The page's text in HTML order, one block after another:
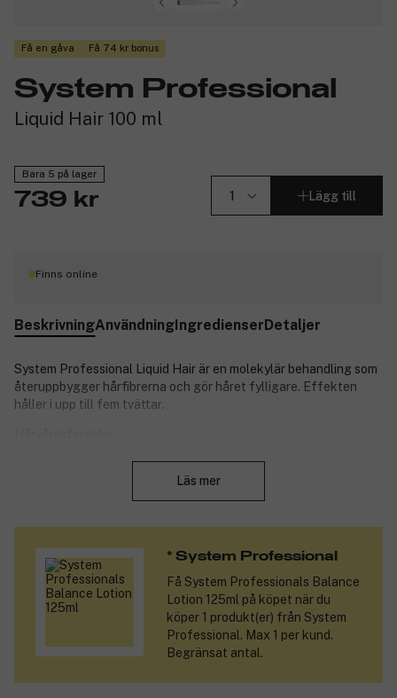
Få en gåva Få 74 kr bonus
System Professional
Liquid Hair 100 ml
Bara 5 på lager
739 kr Lägg till
Finns online
BeskrivningAnvändningIngredienserDetaljer
System Professional Liquid Hair är en molekylär behandling som
återuppbygger hårfibrerna och gör håret fylligare. Effekten
håller i upp till fem tvättar.
Reparerar skador och ger långvarig kraft.
Får håret att kännas fylligt och starkt.
Djupverkande vård med essentiella aminosyror.
Lätt sammansättning.
Särskilt utvecklad för känsligt och ömtåligt hår.
Värmeaktiverad sammansättning som fyller håret från
Läs mer
* System Professional
Få System Professionals Balance
Lotion 125ml på köpet när du
köper 1 produkt(er) från System
Professional. Max 1 per kund.
Begränsat antal.